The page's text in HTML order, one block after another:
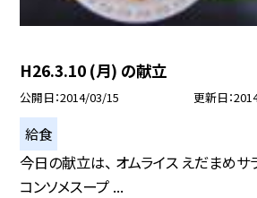
H26.3.10 (月) の献立
公開日 2014/03/15 更新日
給食
今日の献立は、 オムライス えだまめサラ
コンソメスープ ...